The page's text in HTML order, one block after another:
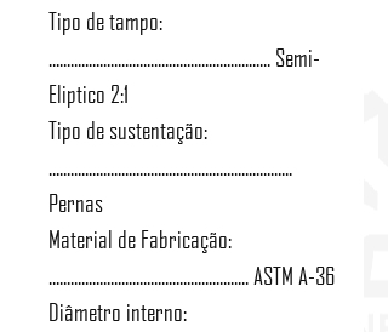
Tipo de tampo:
............................................................. Semi-
Eliptico 2:1
Tipo de sustentação:
...................................................................
Pernas
Material de Fabricação:
....................................................... ASTM A-36
Diâmetro interno: